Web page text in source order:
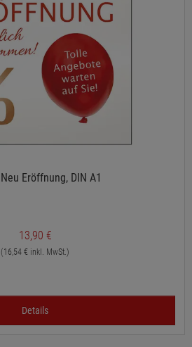
Eröffnung, DIN A1
13,90 €
(16,54 € inkl. MwSt.)
Details